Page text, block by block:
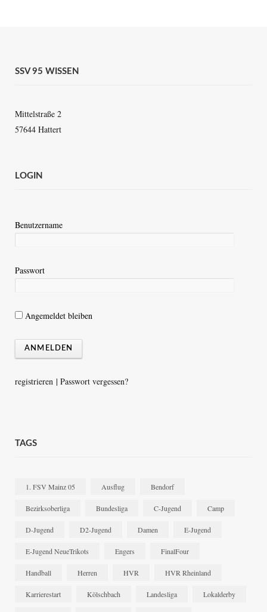
SSV 95 WISSEN
Mittelstraße 2
57644 Hattert
LOGIN
Benutzername
Passwort
Angemeldet bleiben
registrieren | Passwort vergessen?
TAGS
1. FSV Mainz 05 Ausflug Bendorf
Bezirksoberliga Bundesliga C-Jugend Camp
D-Jugend D2-Jugend Damen E-Jugend
E-Jugend NeueTrikots Engers FinalFour
Handball Herren HVR HVR Rheinland
Karrierestart Kölschbach Landesliga Lokalderby